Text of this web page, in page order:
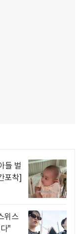
들 벌
포착]
위스
"